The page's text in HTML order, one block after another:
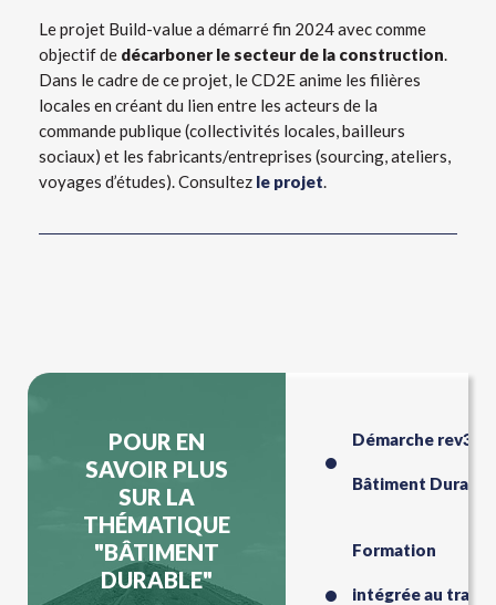
Le projet Build-value a démarré fin 2024 avec comme
objectif de décarboner le secteur de la construction.
Dans le cadre de ce projet, le CD2E anime les filières
locales en créant du lien entre les acteurs de la
commande publique (collectivités locales, bailleurs
sociaux) et les fabricants/entreprises (sourcing, ateliers,
voyages d’études). Consultez le projet.
POUR EN
SAVOIR PLUS
SUR LA
THÉMATIQUE
"BÂTIMENT
DURABLE"
Démarche rev3
Bâtiment Durable
Formation
intégrée au travail